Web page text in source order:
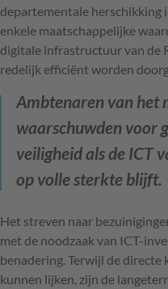
departementale herschikking
enkele maatschappelijke
digitale infrastructuur van de
redelijk efficiënt worden
Ambtenaren van het
waarschuwden voor
veiligheid als de ICT
op volle sterkte blijft.
Het streven naar
met de noodzaak van ICT-
benadering. Terwijl de
kunnen lijken, zijn de